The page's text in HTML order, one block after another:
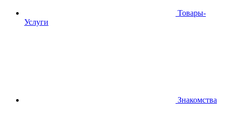
Товары-
Услуги
Знакомства